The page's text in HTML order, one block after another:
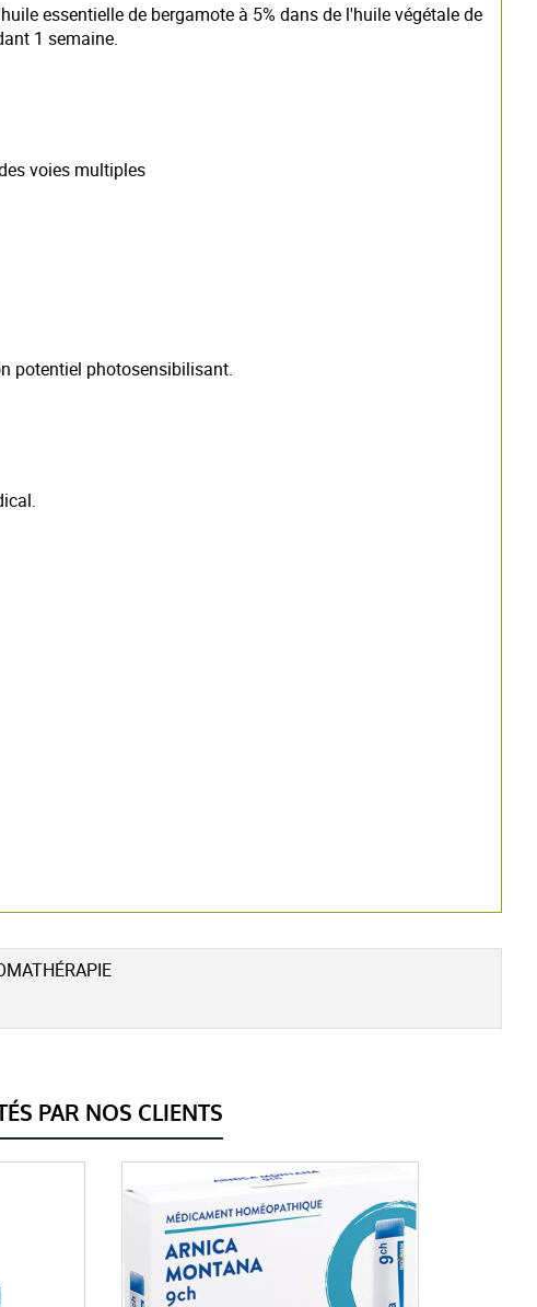
essentielle de bergamote à 5% dans de l'huile végétale de
1 semaine.
voies multiples
potentiel photosensibilisant.
PAR NOS CLIENTS